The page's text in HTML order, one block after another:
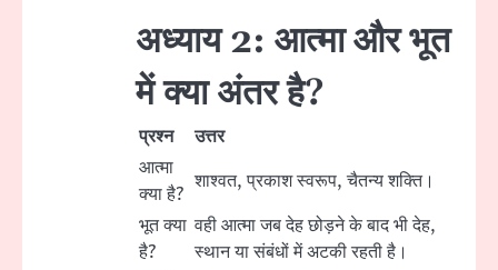
अध्याय 2: आत्मा और भूत
में क्या अंतर है?
प्रश्न
उत्तर
आत्मा
क्या है?
शाश्वत, प्रकाश स्वरूप, चैतन्य शक्ति।
भूत क्या
है?
वही आत्मा जब देह छोड़ने के बाद भी देह,
स्थान या संबंधों में अटकी रहती है।